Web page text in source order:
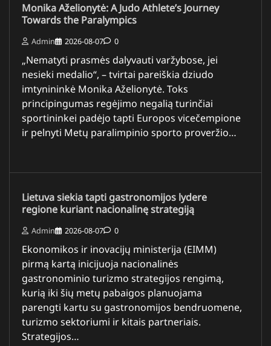
Monika Aželionytė: A Judo Athlete’s Journey
Towards the Paralympics
Admin 2026-08-07 0
„Nematyti prasmės dalyvauti varžybose, jei
nesieki medalio“, – tvirtai pareiškia dziudo
imtynininkė Monika Aželionytė. Toks
principingumas regėjimo negalią turinčiai
sportininkei padėjo tapti Europos vicečempione
ir pelnyti Metų paralimpinio sporto proveržio…
Lietuva siekia tapti gastronomijos lydere
regione kuriant nacionalinę strategiją
Admin 2026-08-07 0
Ekonomikos ir inovacijų ministerija (EIMM)
pirmą kartą inicijuoja nacionalinės
gastronominio turizmo strategijos rengimą,
kurią iki šių metų pabaigos planuojama
parengti kartu su gastronomijos bendruomene,
turizmo sektoriumi ir kitais partneriais.
Strategijos…